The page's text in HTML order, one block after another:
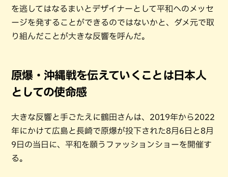
を逃してはなるまいとデザイナーとして平和へのメッセ
ージを発することができるのではないかと、ダメ元で取
り組んだことが大きな反響を呼んだ。
原爆・沖縄戦を伝えていくことは日本人
としての使命感
大きな反響と手ごたえに鶴田さんは、2019年から2022
年にかけて広島と長崎で原爆が投下された8月6日と8月
9日の当日に、平和を願うファッションショーを開催す
る。